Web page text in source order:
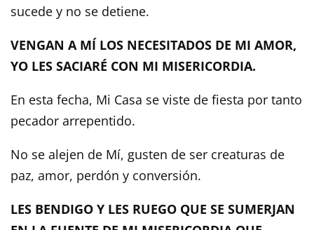
sucede y no se detiene.
VENGAN A MÍ LOS NECESITADOS DE MI AMOR,
YO LES SACIARÉ CON MI MISERICORDIA.
En esta fecha, Mi Casa se viste de fiesta por tanto
pecador arrepentido.
No se alejen de Mí, gusten de ser creaturas de
paz, amor, perdón y conversión.
LES BENDIGO Y LES RUEGO QUE SE SUMERJAN